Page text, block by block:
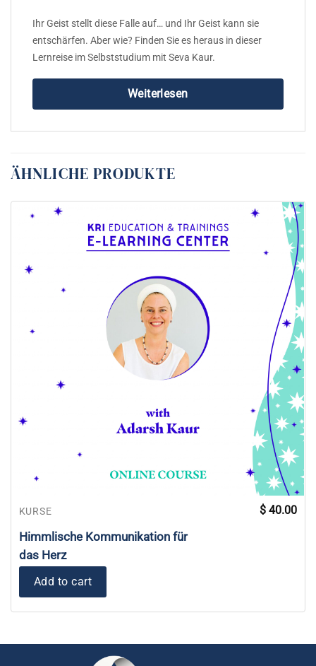
Ihr Geist stellt diese Falle auf… und Ihr Geist kann sie
entschärfen. Aber wie? Finden Sie es heraus in dieser
Lernreise im Selbststudium mit Seva Kaur.
Weiterlesen
ÄHNLICHE PRODUKTE
KURSE
Himmlische Kommunikation für
das Herz
$ 40.00
Add to cart